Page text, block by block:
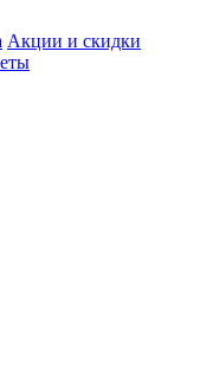
Акции и скидки